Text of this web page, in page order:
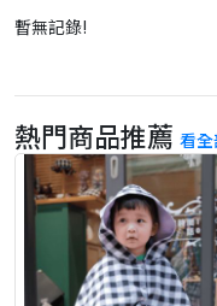
暫無記錄!
熱門商品推薦看